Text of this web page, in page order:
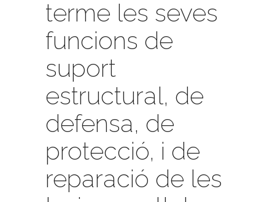
terme les seves
funcions de
suport
estructural, de
defensa, de
protecció, i de
reparació de les